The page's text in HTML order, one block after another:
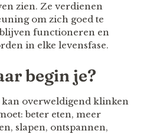
zien. Ze verdienen
om zich goed te
functioneren en
in elke levensfase.
begin je?
overweldigend klinken
beter eten, meer
slapen, ontspannen,